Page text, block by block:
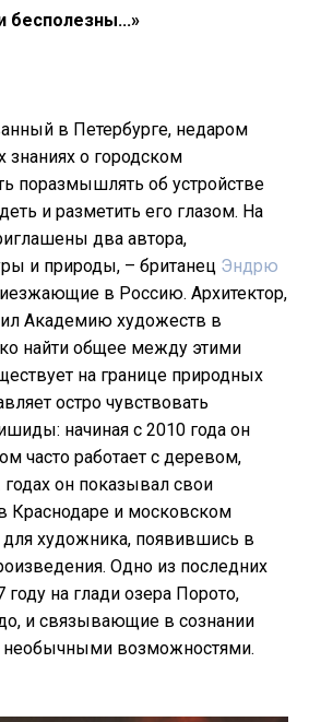
бесполезны...»
в Петербурге, недаром
знаниях о городском
поразмышлять об устройстве
и разметить его глазом. На
два автора,
и природы, – британец Эндрю
в Россию. Архитектор,
Академию художеств в
найти общее между этими
на границе природных
остро чувствовать
начиная с 2010 года он
часто работает с деревом,
он показывал свои
Краснодаре и московском
для художника, появившись в
Одно из последних
на глади озера Порото,
и связывающие в сознании
необычными возможностями.